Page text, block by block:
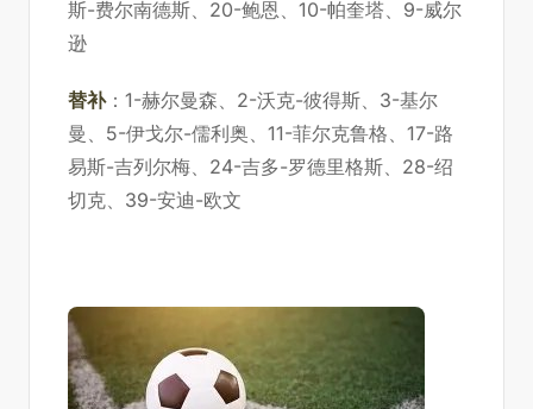
斯-费尔南德斯、20-鲍恩、10-帕奎塔、9-威尔
逊
替补：1-赫尔曼森、2-沃克-彼得斯、3-基尔
曼、5-伊戈尔-儒利奥、11-菲尔克鲁格、17-路
易斯-吉列尔梅、24-吉多-罗德里格斯、28-绍
切克、39-安迪-欧文